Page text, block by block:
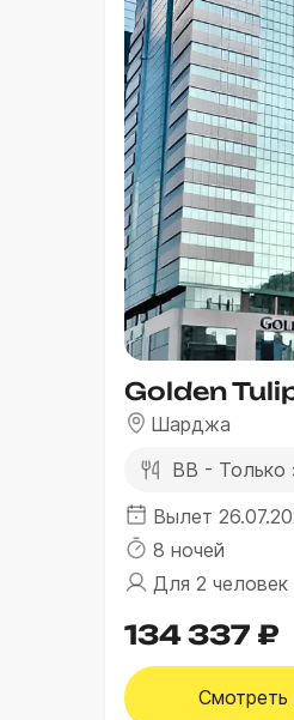
Шарджа
BB - Только
Вылет
8 ночей
Для 2 человек
134 337 ₽
Смотреть